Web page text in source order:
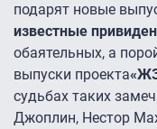
подарят новые
известные
обаятельных, а
выпуски проекта
судьбах таких
Джоплин, Нестор